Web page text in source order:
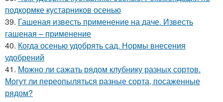
подкормке кустарников осенью
39. Гашеная известь применение на даче. Известь
гашеная – применение
40. Когда осенью удобрять сад. Нормы внесения
удобрений
41. Можно ли сажать рядом клубнику разных сортов.
Могут ли переопыляться разные сорта, посаженные
рядом?